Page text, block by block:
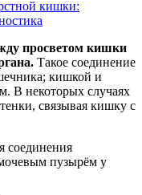
кишки:
просветом кишки
Такое соединение
кишкой и
В некоторых случаях
связывая кишку с
соединения
пузырём у